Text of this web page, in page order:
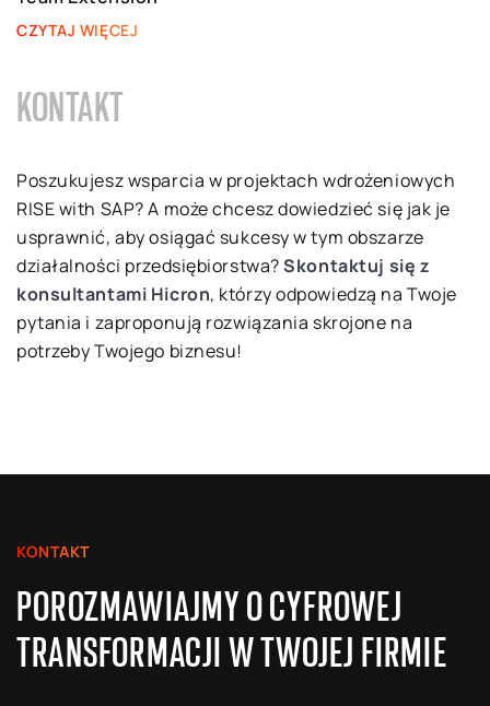
CZYTAJ WIĘCEJ
KONTAKT
Poszukujesz wsparcia w projektach wdrożeniowych
RISE with SAP? A może chcesz dowiedzieć się jak je
usprawnić, aby osiągać sukcesy w tym obszarze
działalności przedsiębiorstwa?Skontaktuj się z
konsultantami Hicron, którzy odpowiedzą na Twoje
pytania i zaproponują rozwiązania skrojone na
potrzeby Twojego biznesu!
KONTAKT
POROZMAWIAJMY O CYFROWEJ
TRANSFORMACJI W TWOJEJ FIRMIE